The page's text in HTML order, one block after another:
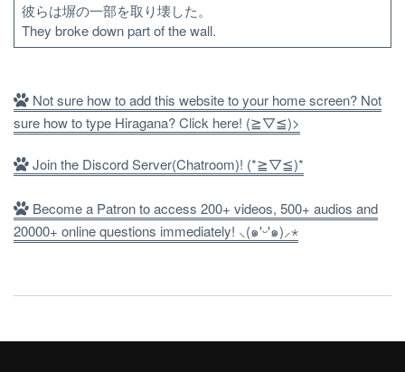
彼らは塀の一部を取り壊した。
They broke down part of the wall.
Not sure how to add this website to your home screen? Not
sure how to type Hiragana? Click here! (≧▽≦)>
Join the Discord Server(Chatroom)! (*≧▽≦)*
Become a Patron to access 200+ videos, 500+ audios and
20000+ online questions immediately! ⸜(๑'ᵕ'๑)⸝⋆